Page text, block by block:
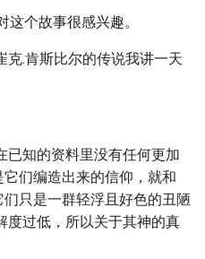
这个故事很感兴趣。
克.肯斯比尔的传说我讲一天
已知的资料里没有任何更加
们编造出来的信仰，就和
们只是一群轻浮且好色的丑陋
度过低，所以关于其神的真